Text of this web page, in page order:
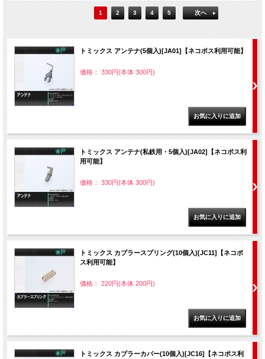
1 2 3 4 5 次へ
トミックス アンテナ(5個入)[JA01]【ネコポス利用可能】
価格： 330円(本体 300円)
トミックス アンテナ(私鉄用・5個入)[JA02]【ネコポス利
用可能】
価格： 330円(本体 300円)
トミックス カプラースプリング(10個入)[JC11]【ネコポ
ス利用可能】
価格： 220円(本体 200円)
トミックス カプラーカバー(10個入)[JC16]【ネコポス利